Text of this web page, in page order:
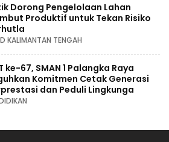
Dorong Pengelolaan Lahan
Produktif untuk Tekan Risiko
KALIMANTAN TENGAH
ke-67, SMAN 1 Palangka Raya
Komitmen Cetak Generasi
dan Peduli Lingkunga